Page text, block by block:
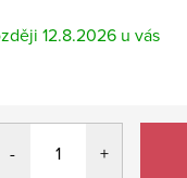
12.8.2026